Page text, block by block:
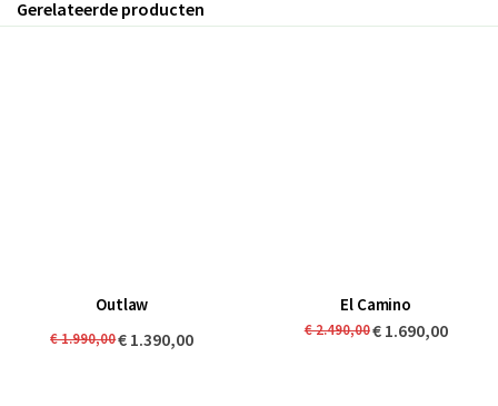
Gerelateerde producten
Outlaw
€ 1.990,00€ 1.390,00
El Camino
€ 2.490,00€ 1.690,00